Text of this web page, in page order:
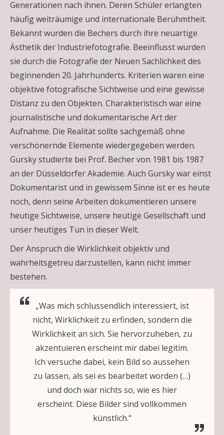
Generationen nach ihnen. Deren Schüler erlangten
häufig weiträumige und internationale Berühmtheit.
Bekannt wurden die Bechers durch ihre neuartige
Ästhetik der Industriefotografie. Beeinflusst wurden
sie durch die Fotografie der Neuen Sachlichkeit des
beginnenden 20. Jahrhunderts. Kriterien waren eine
objektive fotografische Sichtweise und eine gewisse
Distanz zu den Objekten. Charakteristisch war eine
journalistische und dokumentarische Art der
Aufnahme. Die Realität sollte sachgemäß ohne
verschönernde Elemente wiedergegeben werden.
Gursky studierte bei Prof. Becher von 1981 bis 1987
an der Düsseldorfer Akademie. Auch Gursky war einst
Dokumentarist und in gewissem Sinne ist er es heute
noch, denn seine Arbeiten dokumentieren unsere
heutige Sichtweise, unsere heutige Gesellschaft und
unser heutiges Tun in dieser Welt.
Der Anspruch die Wirklichkeit objektiv und
wahrheitsgetreu darzustellen, kann nicht immer
bestehen.
„Was mich schlussendlich interessiert, ist
nicht, Wirklichkeit zu erfinden, sondern die
Wirklichkeit an sich. Sie hervorzuheben, zu
akzentuieren erscheint mir dabei legitim.
Ich versuche dabei, kein Bild so aussehen
zu lassen, als sei es bearbeitet worden (…)
und doch war nichts so, wie es hier
erscheint. Diese Bilder sind vollkommen
künstlich.“